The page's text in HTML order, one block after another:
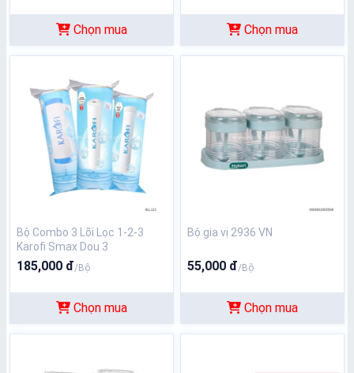
Chọn mua Chọn mua
Bộ Combo 3 Lõi Lọc 1-2-3
Karofi Smax Dou 3
185,000 đ/Bộ
Chọn mua
Bộ gia vị 2936 VN
55,000 đ/Bộ
Chọn mua